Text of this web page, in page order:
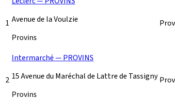
1 Avenue de la Voulzie
Provins
2
Intermarché — PROVINS
15 Avenue du Maréchal de Lattre de Tassigny
Provins